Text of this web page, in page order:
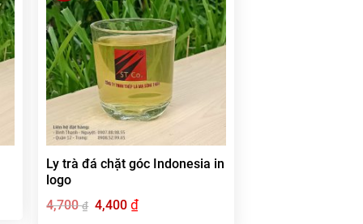
Ly trà đá chặt góc Indonesia in
logo
4,700₫ Giá
gốc
4,400₫Giá